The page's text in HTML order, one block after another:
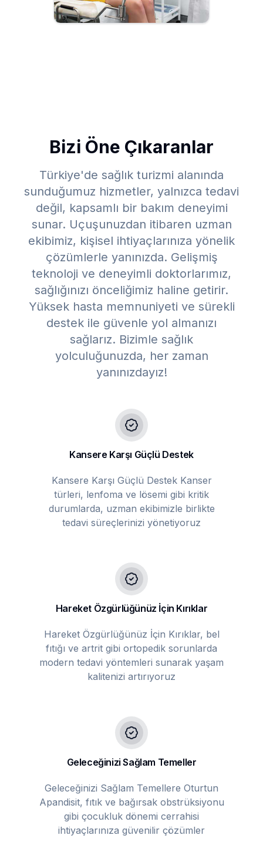
Bizi Öne Çıkaranlar
Türkiye'de sağlık turizmi alanında
sunduğumuz hizmetler, yalnızca tedavi
değil, kapsamlı bir bakım deneyimi
sunar. Uçuşunuzdan itibaren uzman
ekibimiz, kişisel ihtiyaçlarınıza yönelik
çözümlerle yanınızda. Gelişmiş
teknoloji ve deneyimli doktorlarımız,
sağlığınızı önceliğimiz haline getirir.
Yüksek hasta memnuniyeti ve sürekli
destek ile güvenle yol almanızı
sağlarız. Bizimle sağlık
yolculuğunuzda, her zaman
yanınızdayız!
Kansere Karşı Güçlü Destek
Kansere Karşı Güçlü Destek Kanser
türleri, lenfoma ve lösemi gibi kritik
durumlarda, uzman ekibimizle birlikte
tedavi süreçlerinizi yönetiyoruz
Hareket Özgürlüğünüz İçin Kırıklar
Hareket Özgürlüğünüz İçin Kırıklar, bel
fıtığı ve artrit gibi ortopedik sorunlarda
modern tedavi yöntemleri sunarak yaşam
kalitenizi artırıyoruz
Geleceğinizi Sağlam Temeller
Geleceğinizi Sağlam Temellere Oturtun
Apandisit, fıtık ve bağırsak obstrüksiyonu
gibi çocukluk dönemi cerrahisi
ihtiyaçlarınıza güvenilir çözümler